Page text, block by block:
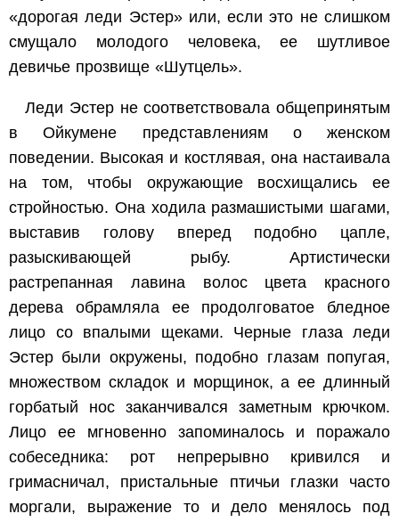
«дорогая леди Эстер» или, если это не слишком
смущало молодого человека, ее шутливое
девичье прозвище «Шутцель».
Леди Эстер не соответствовала общепринятым
в Ойкумене представлениям о женском
поведении. Высокая и костлявая, она настаивала
на том, чтобы окружающие восхищались ее
стройностью. Она ходила размашистыми шагами,
выставив голову вперед подобно цапле,
разыскивающей рыбу. Артистически
растрепанная лавина волос цвета красного
дерева обрамляла ее продолговатое бледное
лицо со впалыми щеками. Черные глаза леди
Эстер были окружены, подобно глазам попугая,
множеством складок и морщинок, а ее длинный
горбатый нос заканчивался заметным крючком.
Лицо ее мгновенно запоминалось и поражало
собеседника: рот непрерывно кривился и
гримасничал, пристальные птичьи глазки часто
моргали, выражение то и дело менялось под